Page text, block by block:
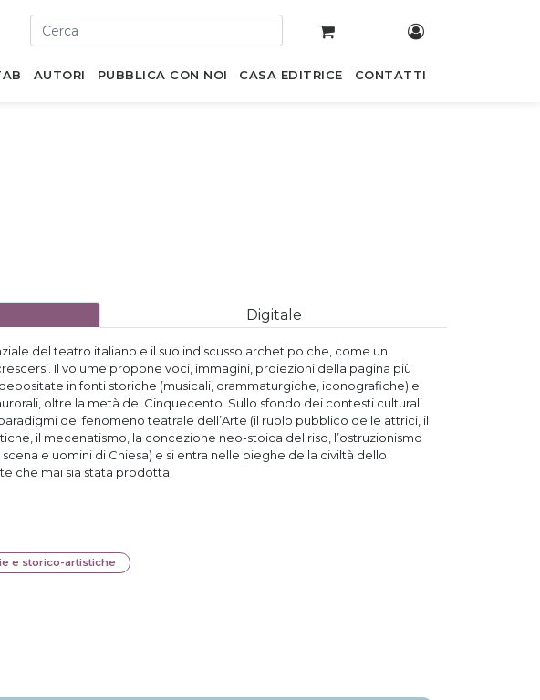
AUTORI PUBBLICA CON NOI CASA EDITRICE CONTATTI
Digitale
del teatro italiano e il suo indiscusso archetipo che, come un
Il volume propone voci, immagini, proiezioni della pagina più
in fonti storiche (musicali, drammaturgiche, iconografiche) e
oltre la metà del Cinquecento. Sullo sfondo dei contesti culturali
del fenomeno teatrale dell’Arte (il ruolo pubblico delle attrici, il
il mecenatismo, la concezione neo-stoica del riso, l’ostruzionismo
e uomini di Chiesa) e si entra nelle pieghe della civiltà dello
che mai sia stata prodotta.
e storico-artistiche